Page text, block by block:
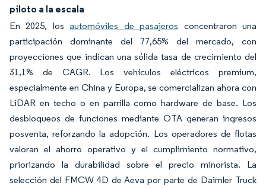
piloto a la escala
En 2025, losautomóviles de pasajeros concentraron una
participación dominante del 77,65% del mercado, con
proyecciones que indican una sólida tasa de crecimiento del
31,1% de CAGR. Los vehículos eléctricos premium,
especialmente en China y Europa, se comercializan ahora con
LiDAR en techo o en parrilla como hardware de base. Los
desbloqueos de funciones mediante OTA generan ingresos
posventa, reforzando la adopción. Los operadores de flotas
valoran el ahorro operativo y el cumplimiento normativo,
priorizando la durabilidad sobre el precio minorista. La
selección del FMCW 4D de Aeva por parte de Daimler Truck